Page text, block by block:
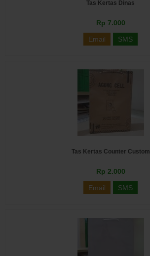
Tas Kertas Dinas
Rp 7.000
Email SMS
Tas Kertas Counter Custom
Rp 2.000
Email SMS